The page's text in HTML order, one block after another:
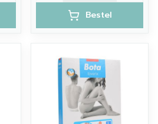
Bestel